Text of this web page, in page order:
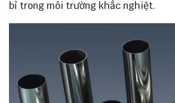
bỉ trong môi trường khắc nghiệt.